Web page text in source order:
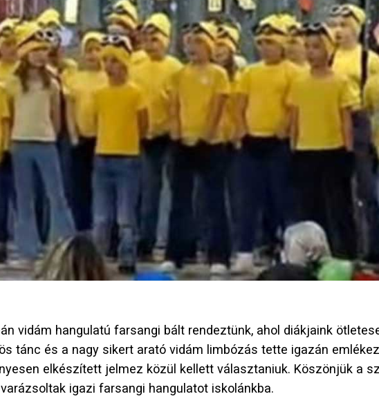
vidám hangulatú farsangi bált rendeztünk, ahol diákjaink
tánc és a nagy sikert arató vidám limbózás tette igazán
elkészített jelmez közül kellett választaniuk. Köszönjük a
igazi farsangi hangulatot iskolánkba.